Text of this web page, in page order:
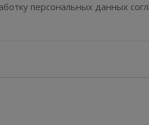
персональных данных